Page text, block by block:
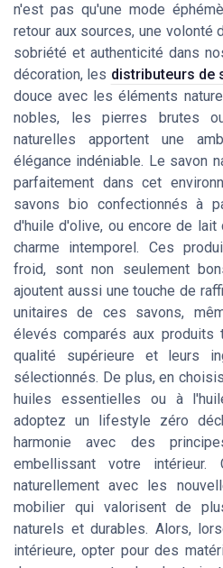
n'est pas qu'une mode
retour aux sources, une volonté
sobriété et authenticité dans
décoration, les distributeurs de
douce avec les éléments
nobles, les pierres brutes
naturelles apportent une
élégance indéniable. Le savon
parfaitement dans cet
savons bio confectionnés à
d'huile d'olive, ou encore de lait
charme intemporel. Ces
froid, sont non seulement
ajoutent aussi une touche de
unitaires de ces savons,
élevés comparés aux produits
qualité supérieure et leurs
sélectionnés. De plus, en
huiles essentielles ou à
adoptez un lifestyle zéro
harmonie avec des
embellissant votre intérieur.
naturellement avec les
mobilier qui valorisent de
naturels et durables. Alors,
intérieure, opter pour des